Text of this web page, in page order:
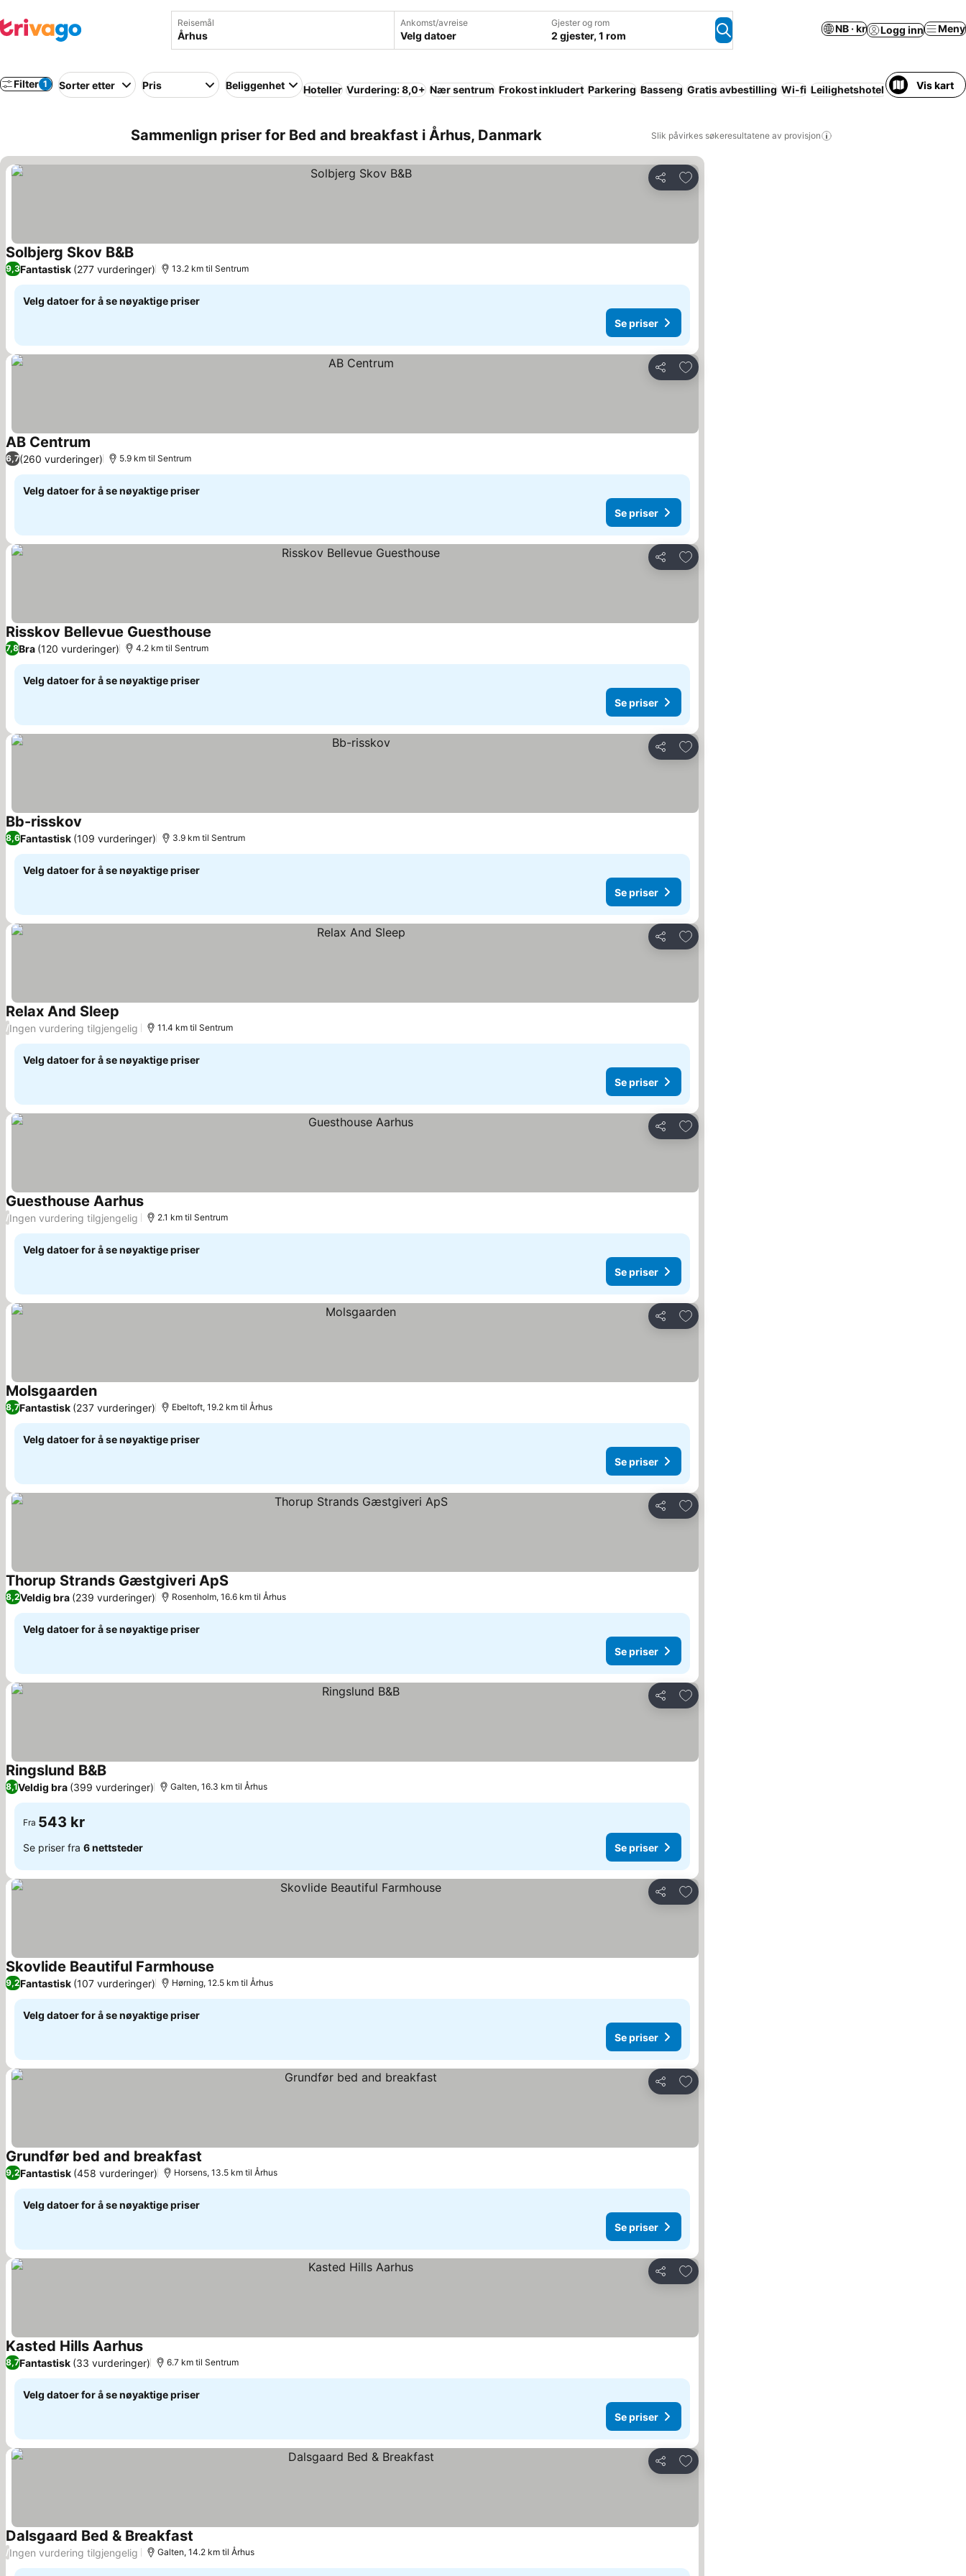
Reisemål Ankomst/avreise
Velg datoer
Gjester og rom
2 gjester, 1 rom
NB · kr Logg inn Meny
Filter 1 Sorter etter Pris Beliggenhet Hoteller Vurdering: 8,0+ Nær sentrum Frokost inkludert Parkering Basseng Gratis avbestilling Wi-fi Leilighetshotell Kjæledyr tillatt
Vis kart
Sammenlign priser for Bed and breakfast i Århus, Danmark Slik påvirkes søkeresultatene av provisjon
Del
Legg til i favoritter
Solbjerg Skov B&B
9,3Fantastisk (277 vurderinger) 13.2 km til Sentrum
Velg datoer for å se nøyaktige priser
Se priser
Del
Legg til i favoritter
AB Centrum
6,7(260 vurderinger) 5.9 km til Sentrum
Velg datoer for å se nøyaktige priser
Se priser
Del
Legg til i favoritter
Risskov Bellevue Guesthouse
7,8Bra (120 vurderinger) 4.2 km til Sentrum
Velg datoer for å se nøyaktige priser
Se priser
Del
Legg til i favoritter
Bb-risskov
8,6Fantastisk (109 vurderinger) 3.9 km til Sentrum
Velg datoer for å se nøyaktige priser
Se priser
Del
Legg til i favoritter
Relax And Sleep
/Ingen vurdering tilgjengelig 11.4 km til Sentrum
Velg datoer for å se nøyaktige priser
Se priser
Del
Legg til i favoritter
Guesthouse Aarhus
/Ingen vurdering tilgjengelig 2.1 km til Sentrum
Velg datoer for å se nøyaktige priser
Se priser
Del
Legg til i favoritter
Molsgaarden
8,7Fantastisk (237 vurderinger) Ebeltoft, 19.2 km til Århus
Velg datoer for å se nøyaktige priser
Se priser
Del
Legg til i favoritter
Thorup Strands Gæstgiveri ApS
8,2Veldig bra (239 vurderinger) Rosenholm, 16.6 km til Århus
Velg datoer for å se nøyaktige priser
Se priser
Del
Legg til i favoritter
Ringslund B&B
8,1Veldig bra (399 vurderinger) Galten, 16.3 km til Århus
Fra 543 kr
Se priser fra 6 nettsteder Se priser
Del
Legg til i favoritter
Skovlide Beautiful Farmhouse
9,2Fantastisk (107 vurderinger) Hørning, 12.5 km til Århus
Velg datoer for å se nøyaktige priser
Se priser
Del
Legg til i favoritter
Grundfør bed and breakfast
9,2Fantastisk (458 vurderinger) Horsens, 13.5 km til Århus
Velg datoer for å se nøyaktige priser
Se priser
Del
Legg til i favoritter
Kasted Hills Aarhus
8,7Fantastisk (33 vurderinger) 6.7 km til Sentrum
Velg datoer for å se nøyaktige priser
Se priser
Del
Legg til i favoritter
Dalsgaard Bed & Breakfast
/Ingen vurdering tilgjengelig Galten, 14.2 km til Århus